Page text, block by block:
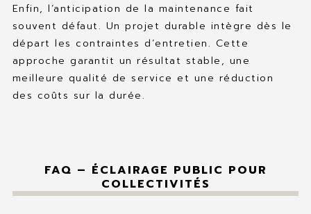
Enfin, l’anticipation de la maintenance fait
souvent défaut. Un projet durable intègre dès le
départ les contraintes d’entretien. Cette
approche garantit un résultat stable, une
meilleure qualité de service et une réduction
des coûts sur la durée.
FAQ – ÉCLAIRAGE PUBLIC POUR
COLLECTIVITÉS